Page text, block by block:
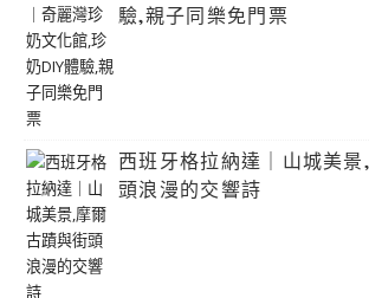
驗,親子同樂免門票
西班牙格拉納達｜山城美
頭浪漫的交響詩